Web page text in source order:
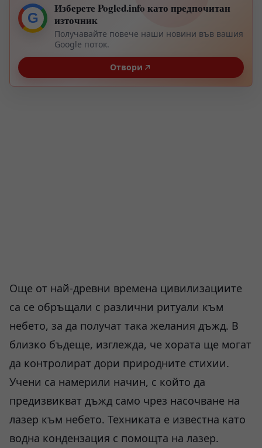
G
Изберете Pogled.info като предпочитан
източник
Получавайте повече наши новини във вашия
Google поток.
Отвори
Още от най-древни времена цивилизациите
са се обръщали с различни ритуали към
небето, за да получат така желания дъжд. В
близко бъдеще, изглежда, че хората ще могат
да контролират дори природните стихии.
Учени са намерили начин, с който да
предизвикват дъжд само чрез насочване на
лазер към небето. Техниката е известна като
водна кондензация с помощта на лазер.